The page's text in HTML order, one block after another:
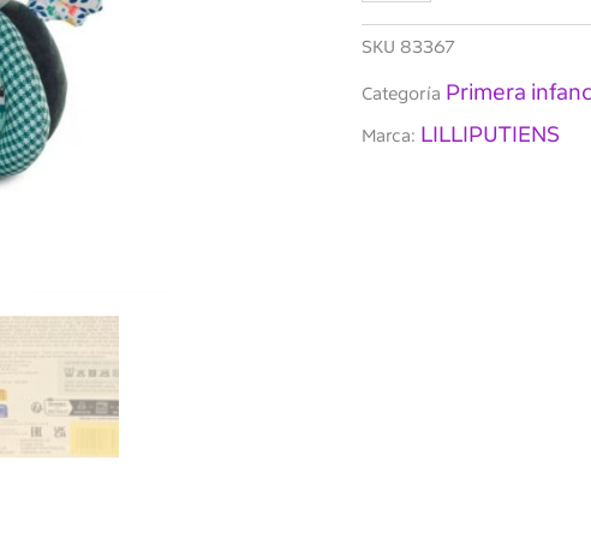
dragón
SKU 83367
Categoría Primera
Marca: LILLIPUTIENS